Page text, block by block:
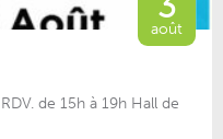
août
de 15h à 19h Hall de